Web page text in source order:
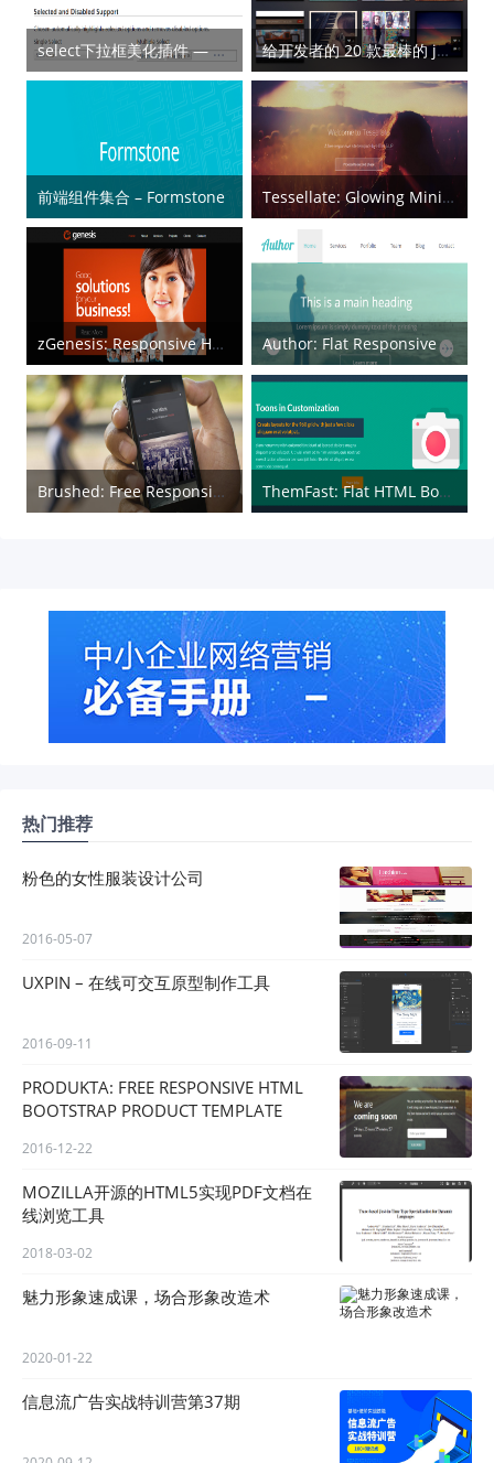
select下拉框美化插件 — Chosen 给开发者的 20 款最棒的 jQuery Bootstrap 插件
前端组件集合 – Formstone Tessellate: Glowing Minimal HTML5 Template
zGenesis: Responsive HTML5 Template Author: Flat Responsive CSS & HTML Web Template
Brushed: Free Responsive One-page HTML & CSS Template ThemFast: Flat HTML Bootstrap Template
热门推荐
粉色的女性服装设计公司
2016-05-07
UXPIN – 在线可交互原型制作工具
2016-09-11
PRODUKTA: FREE RESPONSIVE HTML
BOOTSTRAP PRODUCT TEMPLATE
2016-12-22
MOZILLA开源的HTML5实现PDF文档在
线浏览工具
2018-03-02
魅力形象速成课，场合形象改造术
2020-01-22
信息流广告实战特训营第37期